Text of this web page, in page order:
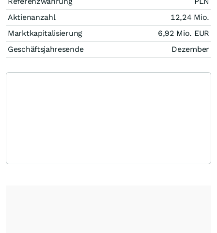
Aktienanzahl
12,24 Mio.
Marktkapitalisierung
6,92 Mio. EUR
Geschäftsjahresende
Dezember